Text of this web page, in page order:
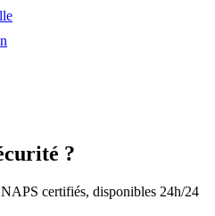
?
certifiés, disponibles 24h/24